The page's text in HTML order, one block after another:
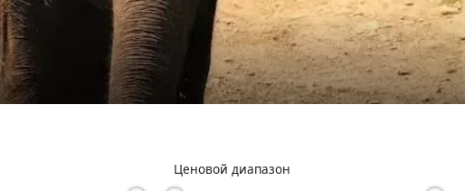
Ценовой диапазон